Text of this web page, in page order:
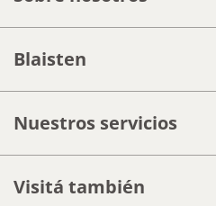
Blaisten
Nuestros servicios
Visitá también